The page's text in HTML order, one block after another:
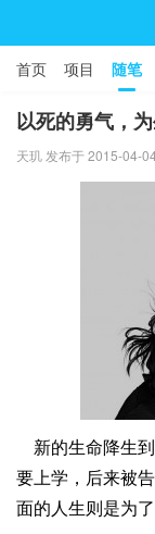
首页 项目 随笔
以死的勇气，为
天玑 发布于 2015-04-04
新的生命降生到
要上学，后来被
面的人生则是为